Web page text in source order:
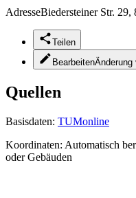
AdresseBiedersteiner Str. 29,
Teilen
BearbeitenÄnderung
Quellen
Basisdaten: TUMonline
Koordinaten: Automatisch
oder Gebäuden